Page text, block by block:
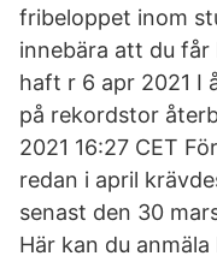
fribeloppet inom
innebära att du
haft r 6 apr 2021 I
på rekordstor
2021 16:27 CET
redan i april
senast den 30
Här kan du